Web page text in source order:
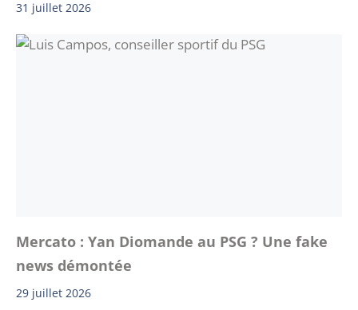
31 juillet 2026
Mercato : Yan Diomande au PSG ? Une fake
news démontée
29 juillet 2026